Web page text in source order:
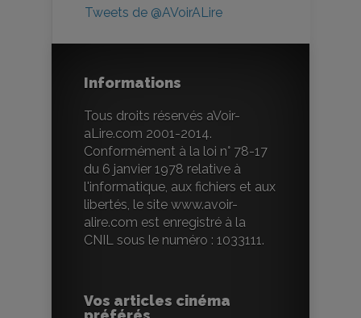
Tweets de @AVoirALire
Informations
Tous droits réservés aVoir-
aLire.com 2001-2014.
Conformément à la loi n° 78-17
du 6 janvier 1978 relative à
l'informatique, aux fichiers et aux
libertés, le site www.avoir-
alire.com est enregistré à la
CNIL sous le numéro : 1033111.
Vos articles cinéma